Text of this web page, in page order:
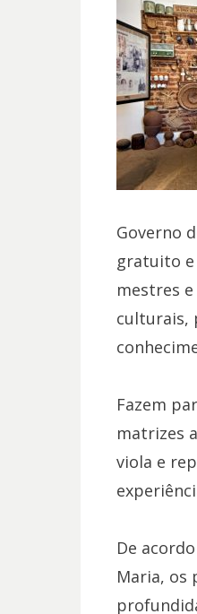
Governo
gratuito e
mestres
culturais,
Fazem
matrizes
viola e
De
Maria, os